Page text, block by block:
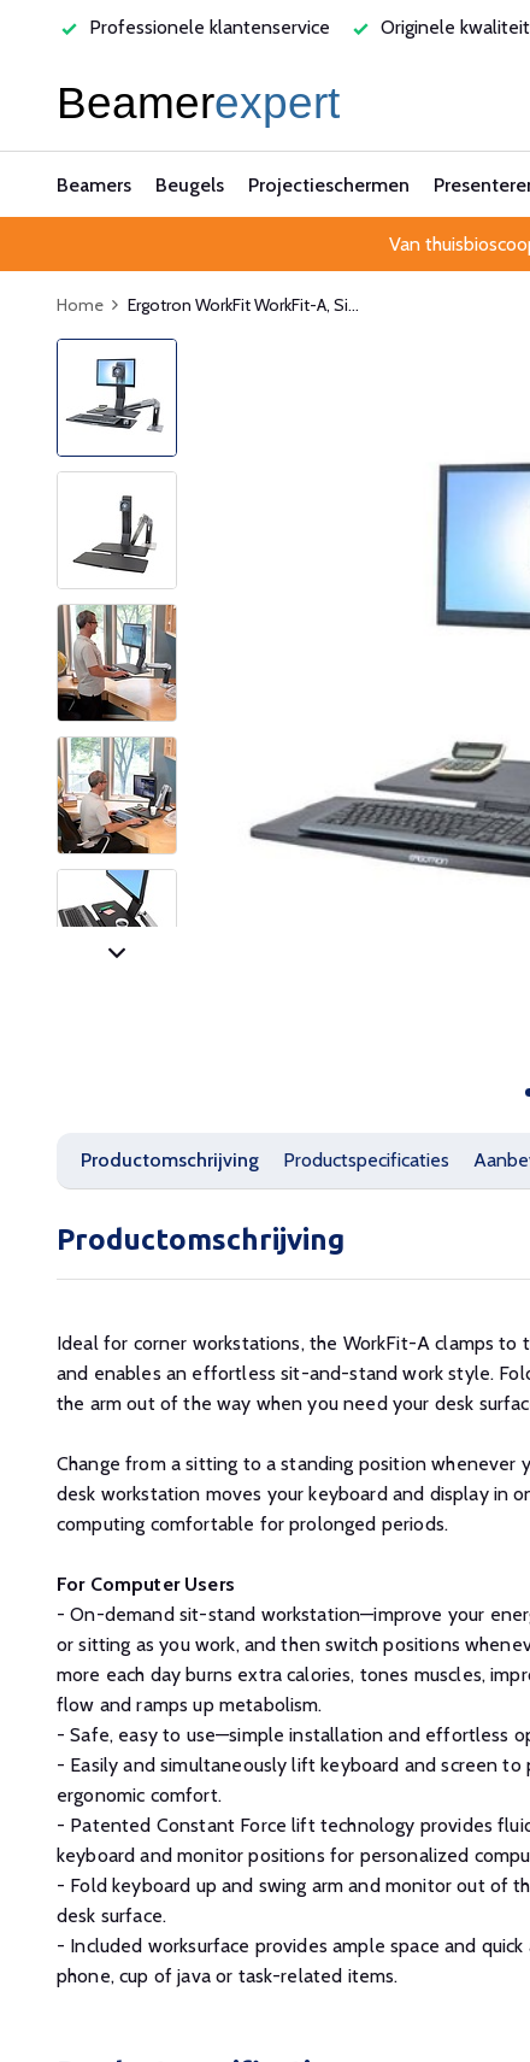
Professionele klantenservice Originele
Beamers Beugels Projectieschermen
Van
Home Ergotron WorkFit WorkFit-A, Si...
Productomschrijving Productspecificaties
Productomschrijving
Ideal for corner workstations, the WorkFit-A clamps to
and enables an effortless sit-and-stand work style.
the arm out of the way when you need your desk
Change from a sitting to a standing position whenever
desk workstation moves your keyboard and display in
computing comfortable for prolonged periods.
For Computer Users
- On-demand sit-stand workstation—improve your
or sitting as you work, and then switch positions
more each day burns extra calories, tones muscles,
flow and ramps up metabolism.
- Safe, easy to use—simple installation and effortless
- Easily and simultaneously lift keyboard and screen to
ergonomic comfort.
- Patented Constant Force lift technology provides
keyboard and monitor positions for personalized
- Fold keyboard up and swing arm and monitor out of
desk surface.
- Included worksurface provides ample space and
phone, cup of java or task-related items.